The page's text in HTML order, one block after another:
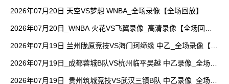
2026年07月20日 天空VS梦想 WNBA_全场录像【全场回放】
2026年07月20日_WNBA 火花VS飞翼录像_高清录像【全场回
2026年07月19日 兰州陇原竞技VS海门珂缔缘 中乙_全场录像【视
2026年07月19日_成都蓉城B队VS杭州临平吴越 中乙录像_全场录
2026年07月19日_贵州筑城竞技VS武汉三镇B队 中乙录像_全场录